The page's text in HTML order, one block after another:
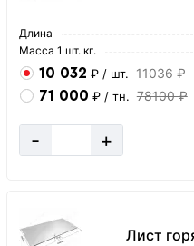
Длина
Масса 1 шт. кг.
10 032 ₽ / шт. 11036 ₽
71 000 ₽ / тн. 78100 ₽
- +
Лист